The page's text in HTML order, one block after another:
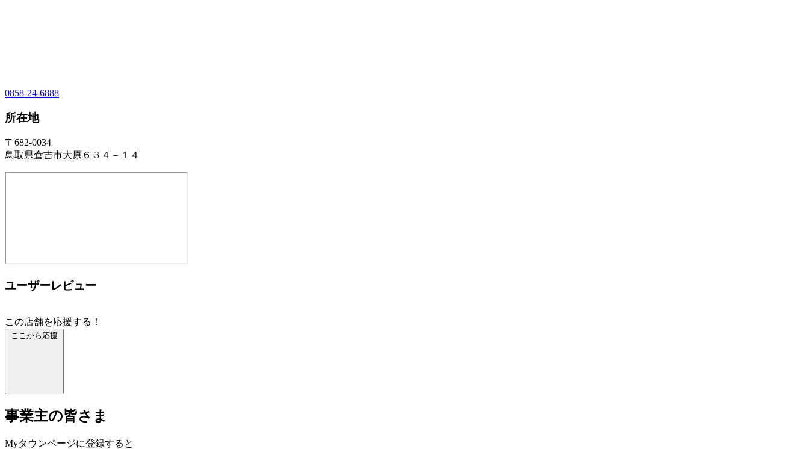
0858-24-6888
所在地
〒682-0034
鳥取県倉吉市大原６３４－１４
ユーザーレビュー
この店舗を応援する！
ここから応援
事業主の皆さま
Myタウンページに登録すると